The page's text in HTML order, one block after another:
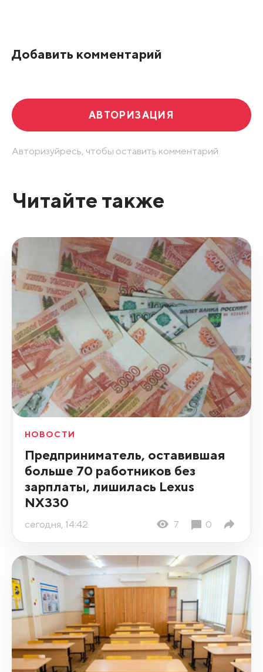
Добавить комментарий
АВТОРИЗАЦИЯ
Авторизуйресь, чтобы оставить комментарий.
Читайте также
НОВОСТИ
Предприниматель, оставившая
больше 70 работников без
зарплаты, лишилась Lexus
NX330
сегодня, 14:42 7 0